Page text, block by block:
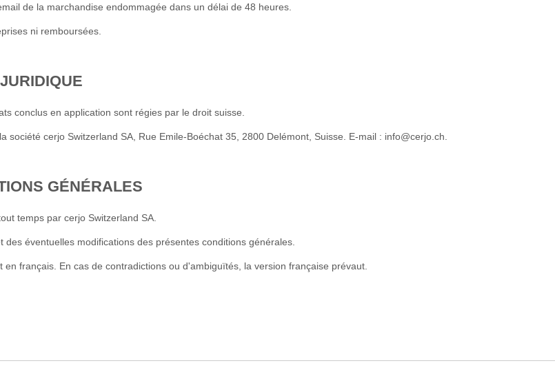
de la marchandise endommagée dans un délai de 48 heures.
ni remboursées.
conclus en application sont régies par le droit suisse.
cerjo Switzerland SA, Rue Emile-Boéchat 35, 2800 Delémont, Suisse. E-mail : info@cerjo.ch.
GÉNÉRALES
temps par cerjo Switzerland SA.
éventuelles modifications des présentes conditions générales.
français. En cas de contradictions ou d'ambiguïtés, la version française prévaut.